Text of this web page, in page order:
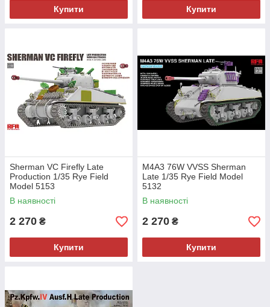
Купити Купити
Sherman VC Firefly Late
Production 1/35 Rye Field
Model 5153
В наявності
2 270 ₴
Купити
M4A3 76W VVSS Sherman
Late 1/35 Rye Field Model
5132
В наявності
2 270 ₴
Купити